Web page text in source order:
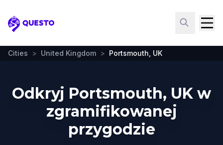
Questo
Cities > United Kingdom > Portsmouth, UK
Odkryj Portsmouth, UK w
zgramifikowanej
przygodzie